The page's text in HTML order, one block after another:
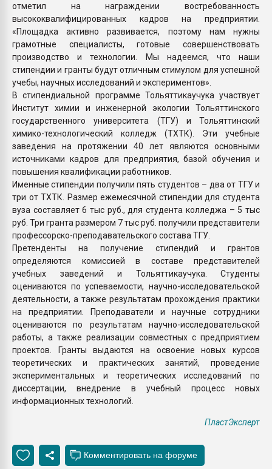
отметил на награждении востребованность
высококвалифицированных кадров на предприятии.
«Площадка активно развивается, поэтому нам нужны
грамотные специалисты, готовые совершенствовать
производство и технологии. Мы надеемся, что наши
стипендии и гранты будут отличным стимулом для успешной
учебы, научных исследований и экспериментов».
В стипендиальной программе Тольяттикаучука участвует
Институт химии и инженерной экологии Тольяттинского
государственного университета (ТГУ) и Тольяттинский
химико-технологический колледж (ТХТК). Эти учебные
заведения на протяжении 40 лет являются основными
источниками кадров для предприятия, базой обучения и
повышения квалификации работников.
Именные стипендии получили пять студентов – два от ТГУ и
три от ТХТК. Размер ежемесячной стипендии для студента
вуза составляет 6 тыс руб., для студента колледжа – 5 тыс
руб. Три гранта размером 7 тыс руб. получили представители
профессорско-преподавательского состава ТГУ.
Претенденты на получение стипендий и грантов
определяются комиссией в составе представителей
учебных заведений и Тольяттикаучука. Студенты
оцениваются по успеваемости, научно-исследовательской
деятельности, а также результатам прохождения практики
на предприятии. Преподаватели и научные сотрудники
оцениваются по результатам научно-исследовательской
работы, а также реализации совместных с предприятием
проектов. Гранты выдаются на освоение новых курсов
теоретических и практических занятий, проведение
экспериментальных и теоретических исследований по
диссертации, внедрение в учебный процесс новых
информационных технологий.
ПластЭксперт